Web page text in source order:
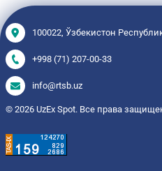
100022, Ўзбекистон
+998 (71) 207-00-33
info@rtsb.uz
© 2026 UzEx Spot. Все права